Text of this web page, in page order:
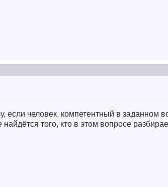
если человек, компетентный в заданном
того, кто в этом вопросе